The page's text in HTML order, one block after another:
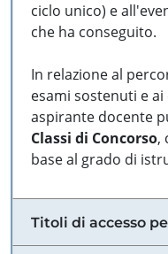
ciclo unico) e
che ha conseguito.
In relazione al
esami sostenuti e
aspirante docente
Classi di Concorso,
base al grado di
Titoli di accesso